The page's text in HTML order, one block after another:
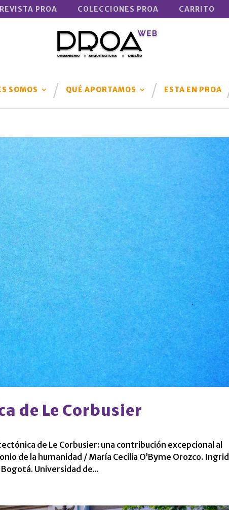
REVISTA PROA COLECCIONES PROA CARRITO
SOMOS QUÉ APORTAMOS ESTA EN PROA
de Le Corbusier
de Le Corbusier: una contribución excepcional al
de la humanidad / María Cecilia O’Byme Orozco. Ingrid
Universidad de...